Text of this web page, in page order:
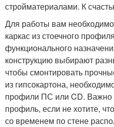
стройматериалами. К
Для работы вам
каркас из стоечного
функционального
конструкцию выбирают
чтобы смонтировать
из гипсокартона,
профили ПС или CD. Важно
профиль, если не хотите,
со временем по стене